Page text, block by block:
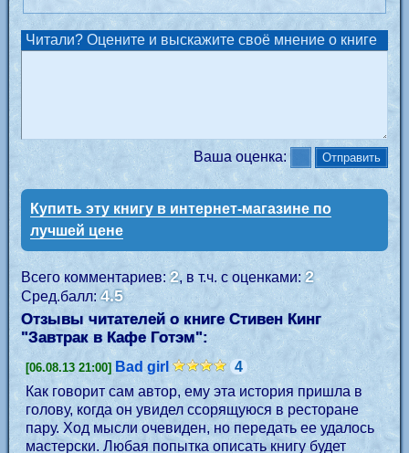
Читали? Оцените и выскажите своё мнение о книге
Ваша оценка:
Купить эту книгу в интернет-магазине по
лучшей цене
Всего комментариев:2, в т.ч. с оценками:2
Сред.балл:4.5
Отзывы читателей о книге Стивен Кинг
"Завтрак в Кафе Готэм":
[06.08.13 21:00] Bad girl
4
Как говорит сам автор, ему эта история пришла в
голову, когда он увидел ссорящуюся в ресторане
пару. Ход мысли очевиден, но передать ее удалось
мастерски. Любая попытка описать книгу будет